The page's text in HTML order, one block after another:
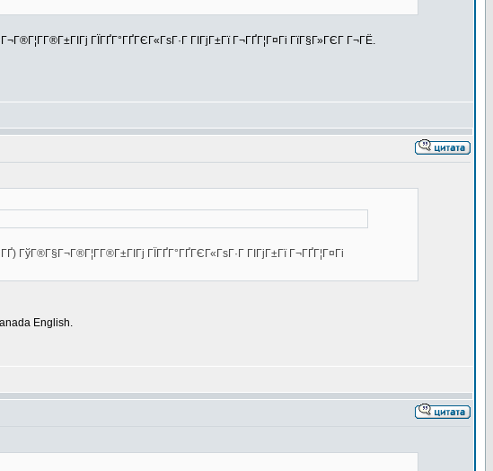
ГЇГҐГ°ГҐГЄГ«ГѕГ·Г ГІГјГ±Гї Г¬ГҐГ¦Г¤Гі ГїГ§Г»ГЄГ Г¬ГЁ.
ГЇГҐГ°ГҐГЄГ«ГѕГ·Г ГІГјГ±Гї Г¬ГҐГ¦Г¤Гі
English.